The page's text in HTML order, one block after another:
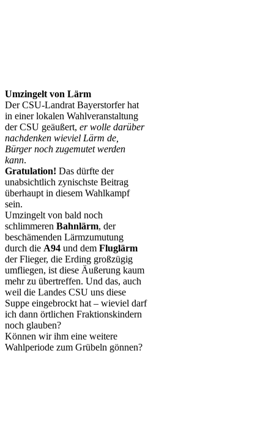
Umzingelt von Lärm
Der CSU-Landrat Bayerstorfer hat
in einer lokalen Wahlveranstaltung
der CSU geäußert, er wolle darüber
nachdenken wieviel Lärm de,
Bürger noch zugemutet werden
kann.
Gratulation! Das dürfte der
unabsichtlich zynischste Beitrag
überhaupt in diesem Wahlkampf
sein.
Umzingelt von bald noch
schlimmeren Bahnlärm, der
beschämenden Lärmzumutung
durch die A94 und dem Fluglärm
der Flieger, die Erding großzügig
umfliegen, ist diese Äußerung kaum
mehr zu übertreffen. Und das, auch
weil die Landes CSU uns diese
Suppe eingebrockt hat – wieviel darf
ich dann örtlichen Fraktionskindern
noch glauben?
Können wir ihm eine weitere
Wahlperiode zum Grübeln gönnen?